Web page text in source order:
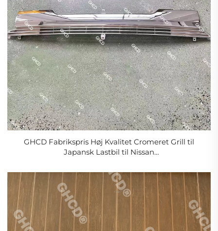
GHCD Fabrikspris Høj Kvalitet Cromeret Grill til
Japansk Lastbil til Nissan